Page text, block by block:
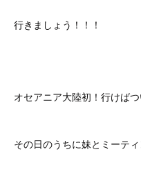
行きましょう！！！
オセアニア大陸初！行けばつ
その日のうちに妹とミーテ